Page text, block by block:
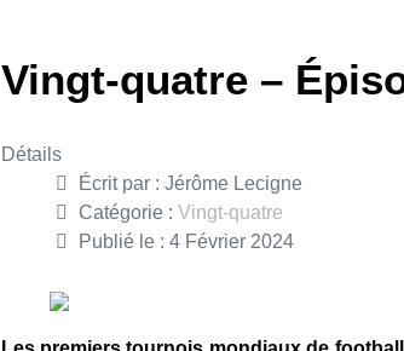
Vingt-quatre –
Détails
Écrit par : Jérôme Lecigne
Catégorie : Vingt-quatre
Publié le : 4 Février 2024